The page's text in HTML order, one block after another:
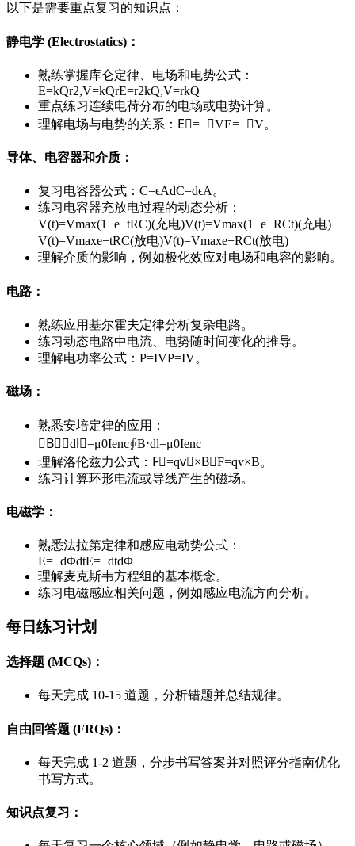
以下是需要重点复习的知识点：
静电学 (Electrostatics) ：
熟练掌握库仑定律、电场和电势公式：
E=kQr2,V=kQrE=r2kQ,V=rkQ
重点练习连续电荷分布的电场或电势计算。
理解电场与电势的关系： E⃗=−∇VE=−∇V。
导体、电容器和介质 ：
复习电容器公式： C=ϵAdC=dϵA。
练习电容器充放电过程的动态分析：
V(t)=Vmax(1−e−tRC)(充电)V(t)=Vmax(1−e−RCt)(充电)
V(t)=Vmaxe−tRC(放电)V(t)=Vmaxe−RCt(放电)
理解介质的影响，例如极化效应对电场和电容的影响。
电路 ：
熟练应用基尔霍夫定律分析复杂电路。
练习动态电路中电流、电势随时间变化的推导。
理解电功率公式： P=IVP=IV。
磁场 ：
熟悉安培定律的应用：
∮B⃗⋅dl⃗=μ0Ienc∮B⋅dl=μ0Ienc
理解洛伦兹力公式： F⃗=qv⃗×B⃗F=qv×B。
练习计算环形电流或导线产生的磁场。
电磁学 ：
熟悉法拉第定律和感应电动势公式：
E=−dΦdtE=−dtdΦ
理解麦克斯韦方程组的基本概念。
练习电磁感应相关问题，例如感应电流方向分析。
每日练习计划
选择题 (MCQs) ：
每天完成 10-15 道题，分析错题并总结规律。
自由回答题 (FRQs) ：
每天完成 1-2 道题，分步书写答案并对照评分指南优化
书写方式。
知识点复习 ：